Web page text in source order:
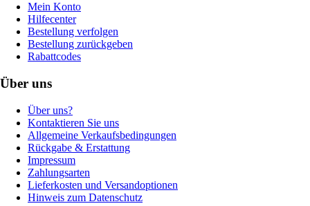
Mein Konto
Hilfecenter
Bestellung verfolgen
Bestellung zurückgeben
Rabattcodes
Über uns
Über uns?
Kontaktieren Sie uns
Allgemeine Verkaufsbedingungen
Rückgabe & Erstattung
Impressum
Zahlungsarten
Lieferkosten und Versandoptionen
Hinweis zum Datenschutz